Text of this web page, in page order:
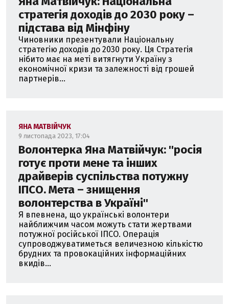
Також RISS займається розвитком співробітництва з
консервативними think tanks в США.
стратегія доходів до 2030 року –
підстава від Мінфіну
Чиновники презентували Національну
стратегію доходів до 2030 року. Ця Стратегія
нібито має на меті витягнути Україну з
економічної кризи та залежності від грошей
партнерів...
ЯНА МАТВІЙЧУК
9 листопада 2023, 17:04
Волонтерка Яна Матвійчук: ''росія
готує проти мене та інших
драйверів суспільства потужну
ІПСО. Мета – знищення
волонтерства в Україні''
Я впевнена, що українські волонтери
найближчим часом можуть стати жертвами
потужної російської ІПСО. Операція
супроводжуватиметься величезною кількістю
брудних та провокаційних інформаційних
вкидів...